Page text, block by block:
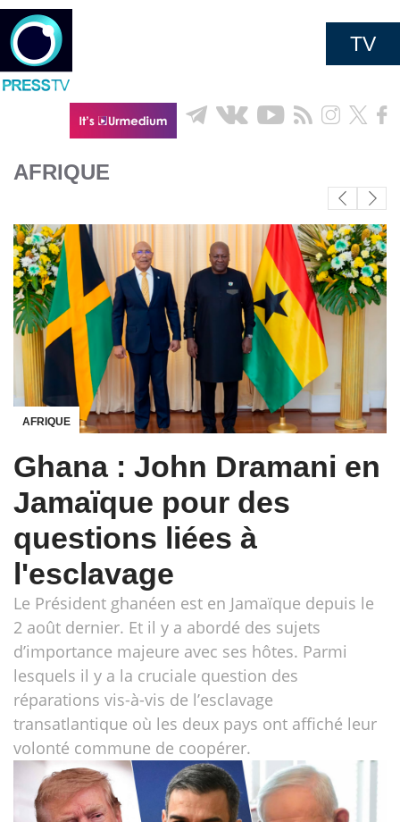
TV
AFRIQUE
AFRIQUE
Ghana : John Dramani en
Jamaïque pour des
questions liées à
l'esclavage
Le Président ghanéen est en Jamaïque depuis le
2 août dernier. Et il y a abordé des sujets
d’importance majeure avec ses hôtes. Parmi
lesquels il y a la cruciale question des
réparations vis-à-vis de l’esclavage
transatlantique où les deux pays ont affiché leur
volonté commune de coopérer.